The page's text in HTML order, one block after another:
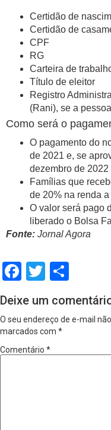
Certidão de
Certidão de
CPF
RG
Carteira de
Título de eleitor
Registro
(Rani), se a
Como será o
O pagamento do
de 2021 e, se
dezembro de 2022
Famílias que
de 20% na renda
O valor será pago
liberado o Bolsa
Fonte: Jornal Agora
Facebook
Twitter
Deixe um
O seu endereço de e-mail
marcados com *
Comentário *